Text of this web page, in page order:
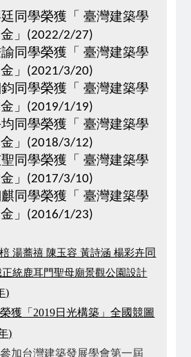
同學榮獲「 臺灣建築學
」 (2022/2/27)
同學榮獲「 臺灣建築學
」 (2021/3/20)
同學榮獲「 臺灣建築學
」 (2019/1/19)
同學榮獲「 臺灣建築學
」 (2018/3/12)
同學榮獲「 臺灣建築學
」 (2017/3/10)
同學榮獲「 臺灣建築學
」 (2016/1/23)
湯蕎禧 陳玉容 黃詩涵 楊彩卉 同
統鹿耳門聖母廟景觀公園設計
)
獲「2019日光構築」全國競圖
)
加台灣建築發展學會第一屆